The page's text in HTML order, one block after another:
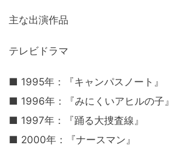
主な出演作品
テレビドラマ
■ 1995年：『キャンパスノート』
■ 1996年：『みにくいアヒルの子』
■ 1997年：『踊る大捜査線』
■ 2000年：『ナースマン』